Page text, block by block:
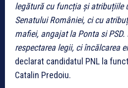
legătură cu funcția și atribuțiile
Senatului României, ci cu
mafiei, angajat la Ponta si PSD.
respectarea legii, ci încălcarea
declarat candidatul PNL la
Catalin Predoiu.